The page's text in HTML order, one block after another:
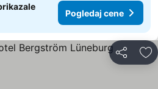
Pogledaj cene
Deli